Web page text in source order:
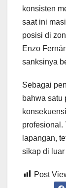
konsisten
saat ini
posisi di
Enzo
sanksinya
Sebagai
bahwa satu
profesional.
lapangan,
sikap di
Post